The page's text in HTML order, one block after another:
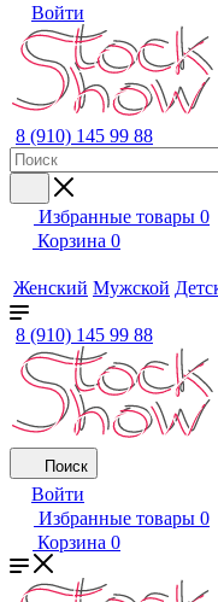
Войти
8 (910) 145 99 88
Избранные товары 0
Корзина 0
Женский Мужской
8 (910) 145 99 88
Поиск
Войти
Избранные товары 0
Корзина 0